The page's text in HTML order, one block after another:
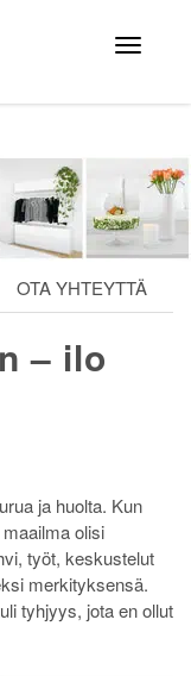
Avaa
valikko
OTA YHTEYTTÄ
– ilo
ja huolta. Kun
olisi
työt, keskustelut
merkityksensä.
tyhjyys, jota en ollut